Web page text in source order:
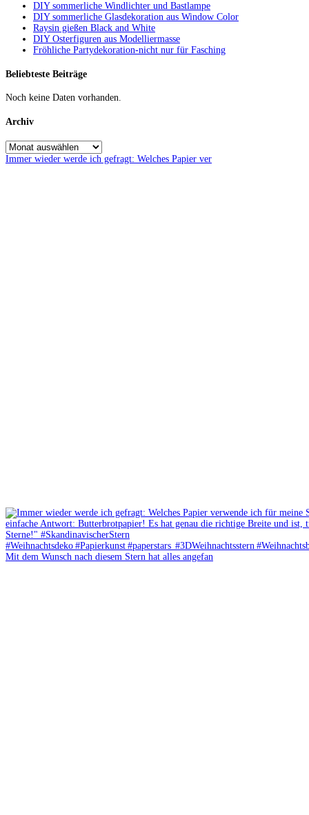
DIY sommerliche Windlichter und Bastlampe
DIY sommerliche Glasdekoration aus Window Color
Raysin gießen Black and White
DIY Osterfiguren aus Modelliermasse
Fröhliche Partydekoration-nicht nur für Fasching
Beliebteste Beiträge
Noch keine Daten vorhanden.
Archiv
Immer wieder werde ich gefragt: Welches Papier ver
Mit dem Wunsch nach diesem Stern hat alles angefan